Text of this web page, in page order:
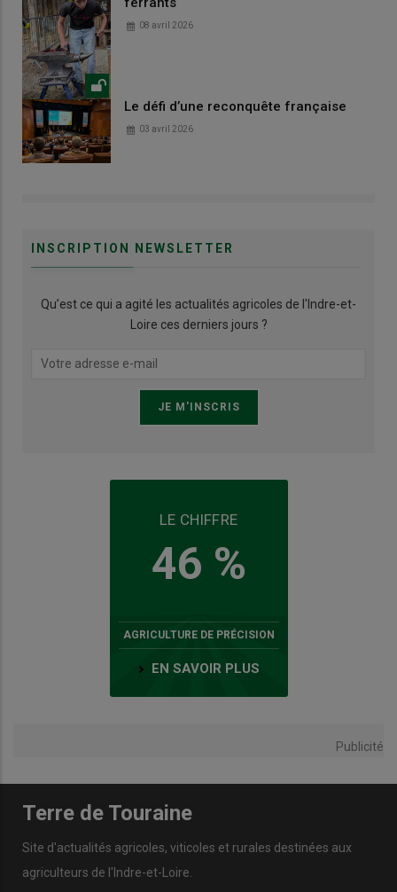
08 avril 2026
Le défi d’une reconquête française
03 avril 2026
INSCRIPTION NEWSLETTER
Qu’est ce qui a agité les actualités agricoles de l'Indre-et-
Loire ces derniers jours ?
LE CHIFFRE
46 %
AGRICULTURE DE PRÉCISION
EN SAVOIR PLUS
Publicité
Terre de Touraine
Site d'actualités agricoles, viticoles et rurales destinées aux
agriculteurs de l'Indre-et-Loire.